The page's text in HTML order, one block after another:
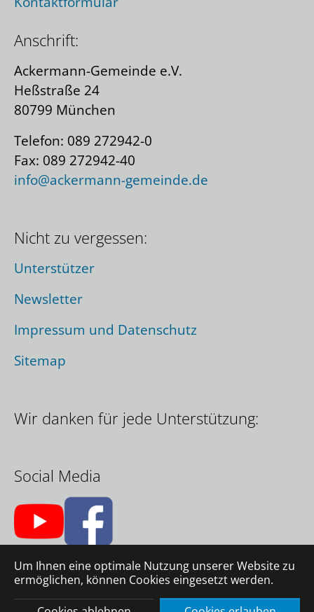
Um Ihnen eine optimale Nutzung unserer Website zu
ermöglichen, können Cookies eingesetzt werden.
Anschrift:
Ackermann-Gemeinde e.V.
Heßstraße 24
80799 München
Telefon: 089 272942-0
Fax: 089 272942-40
info@ackermann-gemeinde.de
Wir danken für jede Unterstützung:
Social Media
Nicht zu vergessen:
Unterstützer
Newsletter
Impressum und Datenschutz
Sitemap